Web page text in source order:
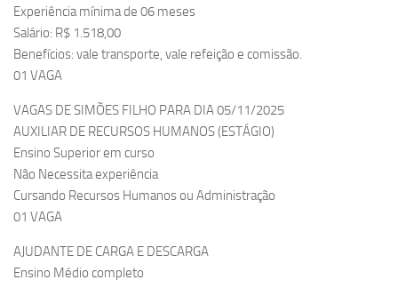
Experiência mínima de 06 meses
Salário: R$ 1.518,00
Benefícios: vale transporte, vale refeição e comissão.
01 VAGA
VAGAS DE SIMÕES FILHO PARA DIA 05/11/2025
AUXILIAR DE RECURSOS HUMANOS (ESTÁGIO)
Ensino Superior em curso
Não Necessita experiência
Cursando Recursos Humanos ou Administração
01 VAGA
AJUDANTE DE CARGA E DESCARGA
Ensino Médio completo